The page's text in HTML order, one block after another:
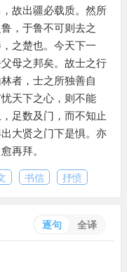
故出疆必载质。然所
，于鲁不可则去之
之楚也。今天下一
母之邦矣。故士之行
者，士之所独善自
天下之心，则不能
足数及门，而不知止
大贤之门下是惧。亦
再拜。
书信 抒愤
逐句 全译